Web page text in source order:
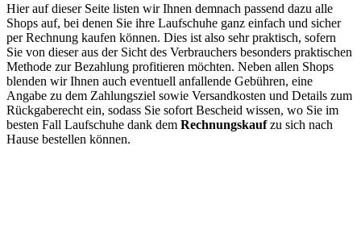
Hier auf dieser Seite listen wir Ihnen demnach passend dazu alle
Shops auf, bei denen Sie ihre Laufschuhe ganz einfach und sicher
per Rechnung kaufen können. Dies ist also sehr praktisch, sofern
Sie von dieser aus der Sicht des Verbrauchers besonders praktischen
Methode zur Bezahlung profitieren möchten. Neben allen Shops
blenden wir Ihnen auch eventuell anfallende Gebühren, eine
Angabe zu dem Zahlungsziel sowie Versandkosten und Details zum
Rückgaberecht ein, sodass Sie sofort Bescheid wissen, wo Sie im
besten Fall Laufschuhe dank dem Rechnungskaufzu sich nach
Hause bestellen können.